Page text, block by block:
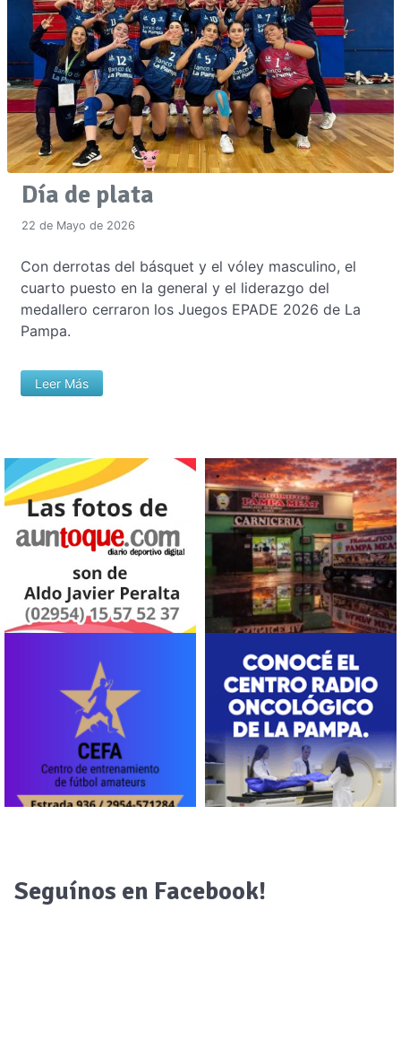
Día de plata
22 de Mayo de 2026
Con derrotas del básquet y el vóley masculino, el
cuarto puesto en la general y el liderazgo del
medallero cerraron los Juegos EPADE 2026 de La
Pampa.
Leer Más
Seguínos en Facebook!